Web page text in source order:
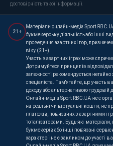
достовірність такої інформації.
21+
Матеріали онлайн-медіа Sport
букмекерську діяльність або інші
проведення азартних ігор,
віку (21+).
Участь в азартних іграх може
Дотримуйтеся принципів
залежності рекомендується
спеціаліста. Пам'ятайте, що участь
доходу або альтернативою трудовій
Онлайн-медіа Sport RBC.UA не є
на реальні чи віртуальні кошти, не
платежів, пов'язаних з азартними
тоталізаторами. Будь-які
букмекерів або інші пов'язані
характер і не є закликом до участі в